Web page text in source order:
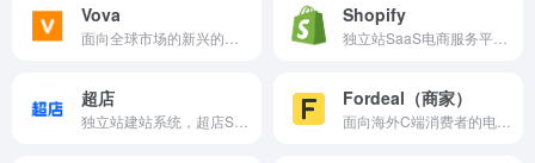
Vova Shopify
超店 Fordeal（商家）